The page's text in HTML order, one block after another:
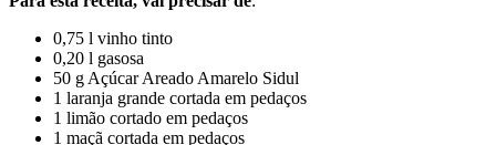
0,75 l vinho tinto
0,20 l gasosa
50 g Açúcar Areado Amarelo Sidul
1 laranja grande cortada em pedaços
1 limão cortado em pedaços
1 maçã cortada em pedaços